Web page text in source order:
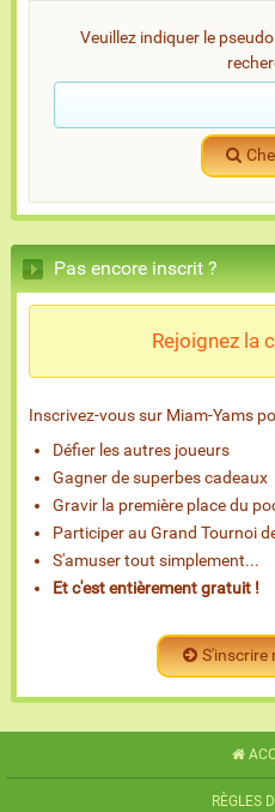
Veuillez indiquer le
Pas encore inscrit ?
Rejoignez la
Inscrivez-vous sur Miam-Yams
Défier les autres joueurs
Gagner de superbes cadeaux
Gravir la première place du
Participer au Grand Tournoi
S'amuser tout simplement...
Et c'est entièrement gratuit !
S'inscrire
RÈGLES